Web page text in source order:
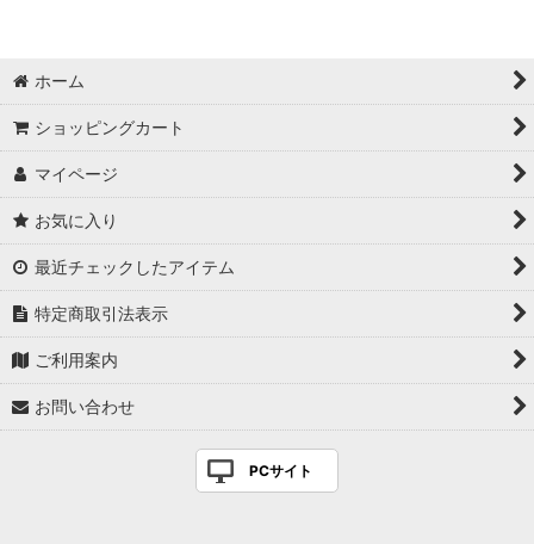
ホーム
ショッピングカート
マイページ
お気に入り
最近チェックしたアイテム
特定商取引法表示
ご利用案内
お問い合わせ
PCサイト